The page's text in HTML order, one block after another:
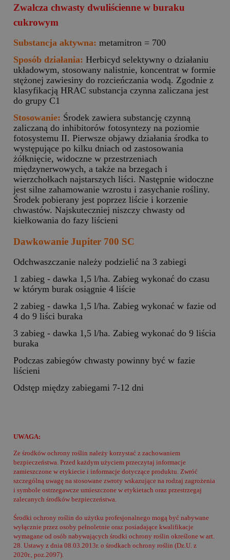
Zwalcza chwasty dwuliścienne w buraku
cukrowym
Substancja aktywna: metamitron = 700
Sposób działania: Herbicyd selektywny o działaniu
układowym, stosowany nalistnie, koncentrat w formie
stężonej zawiesiny do rozcieńczania wodą. Zgodnie z
klasyfikacją HRAC substancja czynna zaliczana jest
do grupy C1
Stosowanie: Środek zawiera substancję czynną
zaliczaną do inhibitorów fotosyntezy na poziomie
fotosystemu II. Pierwsze objawy działania środka to
występujące po kilku dniach od zastosowania
żółknięcie, widoczne w przestrzeniach
międzynerwowych, a także na brzegach i
wierzchołkach najstarszych liści. Następnie widoczne
jest silne zahamowanie wzrostu i zasychanie rośliny.
Środek pobierany jest poprzez liście i korzenie
chwastów. Najskuteczniej niszczy chwasty od
kiełkowania do fazy liścieni
Dawkowanie Jupiter 700 SC
Odchwaszczanie należy podzielić na 3 zabiegi
1 zabieg - dawka 1,5 l/ha. Zabieg wykonać do czasu
w którym burak osiągnie 4 liście
2 zabieg - dawka 1,5 l/ha. Zabieg wykonać w fazie od
4 do 9 liści buraka
3 zabieg - dawka 1,5 l/ha. Zabieg wykonać do 9 liścia
buraka
Podczas zabiegów chwasty powinny być w fazie
liścieni
Odstęp między zabiegami 7-12 dni
UWAGA:
Ze środków ochrony roślin należy korzystać z zachowaniem
bezpieczeństwa. Przed każdym użyciem przeczytaj informacje
zamieszczone w etykiecie i informacje dotyczące produktu. Zwróć
szczególną uwagę na stosowane zwroty wskazujące na rodzaj zagrożenia
i symbole ostrzegawcze umieszczone w etykietach oraz przestrzegaj
zalecanych środków bezpieczeństwa.
Środki ochrony roślin do użytku profesjonalnego mogą być nabywane
wyłącznie przez osoby pełnoletnie oraz posiadające kwalifikacje
wymagane od osób nabywających środki ochrony roślin określone w art.
28. Ustawy z dnia 08.03.2013r. o środkach ochrony roślin (Dz.U. z
2020r., poz.2097).